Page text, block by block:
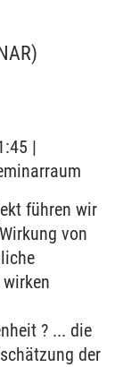
|
führen wir
von
? ... die
der